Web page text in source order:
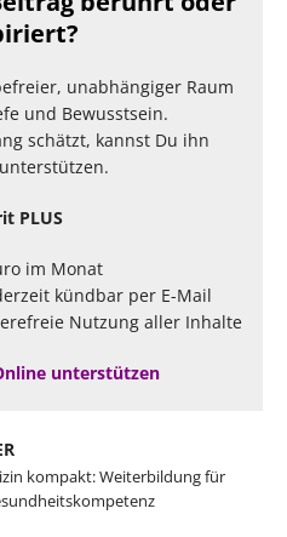
unabhängiger Raum
und Bewusstsein.
schätzt, kannst Du ihn
PLUS
im Monat
kündbar per E-Mail
Nutzung aller Inhalte
unterstützen
kompakt: Weiterbildung für